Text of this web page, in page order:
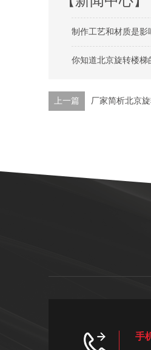
制作工艺和材质是
你知道北京旋转楼梯
上一篇 厂家简析北京
手